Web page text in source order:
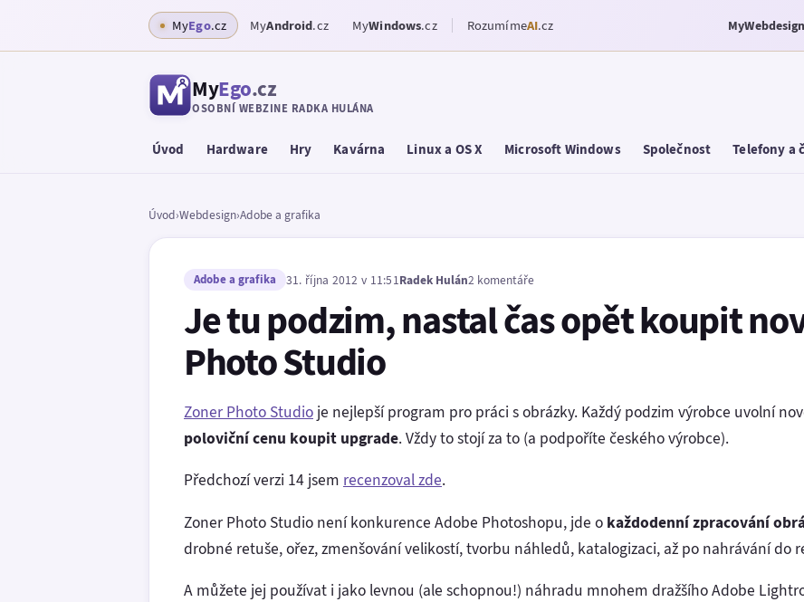
MyEgo.cz MyAndroid.cz MyWindows.cz RozumímeAI.cz
MyEgo.cz
OSOBNÍ WEBZINE RADKA HULÁNA
Úvod Hardware Hry Kavárna Linux a OS X Microsoft Windows Společnost Telefony a
Úvod›Webdesign›Adobe a grafika
Adobe a grafika 31. října 2012 v 11:51Radek Hulán2 komentáře
Je tu podzim, nastal čas opět koupit
Photo Studio
Zoner Photo Studio je nejlepší program pro práci s obrázky. Každý podzim výrobce uvolní
poloviční cenu koupit upgrade. Vždy to stojí za to (a podpoříte českého výrobce).
Předchozí verzi 14 jsem recenzoval zde.
Zoner Photo Studio není konkurence Adobe Photoshopu, jde o každodennízpracování
drobné retuše, ořez, zmenšování velikostí, tvorbu náhledů, katalogizaci, až po nahrávání do
A můžete jej používat i jako levnou (ale schopnou!) náhradu mnohem dražšího Adobe